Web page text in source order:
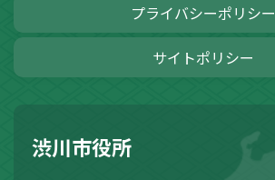
プライバシーポリシー
サイトポリシー
渋川市役所